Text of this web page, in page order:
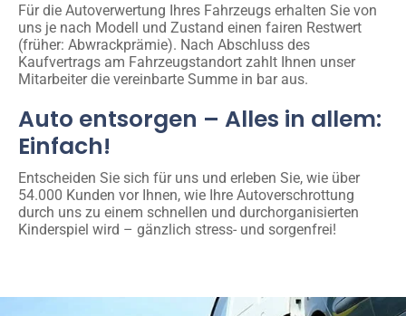
Für die Autoverwertung Ihres Fahrzeugs erhalten Sie von
uns je nach Modell und Zustand einen fairen Restwert
(früher: Abwrackprämie). Nach Abschluss des
Kaufvertrags am Fahrzeugstandort zahlt Ihnen unser
Mitarbeiter die vereinbarte Summe in bar aus.
Auto entsorgen – Alles in allem:
Einfach!
Entscheiden Sie sich für uns und erleben Sie, wie über
54.000 Kunden vor Ihnen, wie Ihre Autoverschrottung
durch uns zu einem schnellen und durchorganisierten
Kinderspiel wird – gänzlich stress- und sorgenfrei!